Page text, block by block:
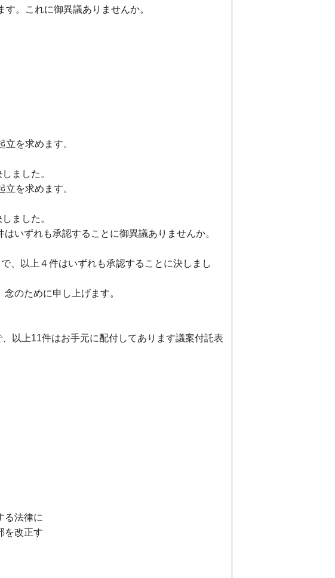
。これに御異議ありませんか。
を求めます。
ました。
を求めます。
ました。
いずれも承認することに御異議ありませんか。
、以上４件はいずれも承認することに決しまし
のために申し上げます。
以上11件はお手元に配付してあります議案付託表
法律に
改正す